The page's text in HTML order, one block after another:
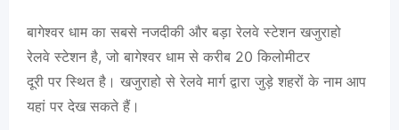
बागेश्वर धाम का सबसे नजदीकी और बड़ा रेलवे स्टेशन खजुराहो
रेलवे स्टेशन है, जो बागेश्वर धाम से करीब 20 किलोमीटर
दूरी पर स्थित है। खजुराहो से रेलवे मार्ग द्वारा जुड़े शहरों के नाम आप
यहां पर देख सकते हैं।